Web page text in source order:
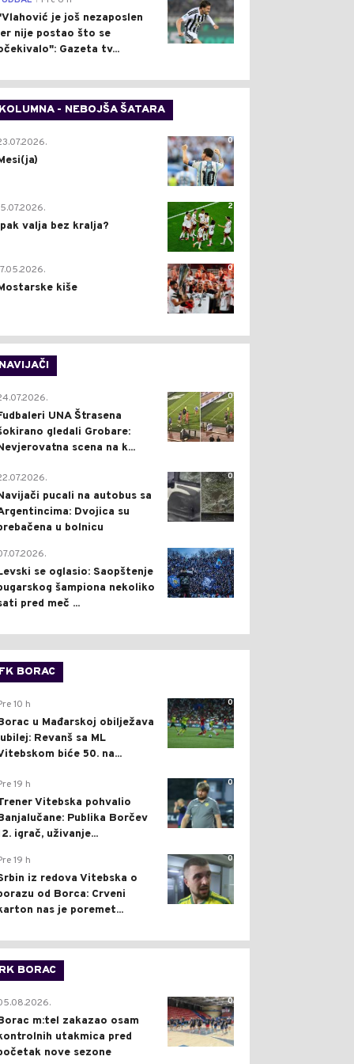
je još nezaposlen
nije postao što se
Gazeta tv...
KOLUMNA - NEBOJŠA ŠATARA
0
2
valja bez kralja?
0
kiše
NAVIJAČI
0
UNA Štrasena
gledali Grobare:
scena na k...
0
pucali na autobus sa
Dvojica su
u bolnicu
1
se oglasio: Saopštenje
šampiona nekoliko
pred meč ...
FK BORAC
0
10 h
u Mađarskoj obilježava
Revanš sa ML
biće 50. na...
0
19 h
Vitebska pohvalio
Publika Borčev
igrač, uživanje...
0
19 h
iz redova Vitebska o
od Borca: Crveni
nas je poremet...
RK BORAC
0
m:tel zakazao osam
utakmica pred
nove sezone